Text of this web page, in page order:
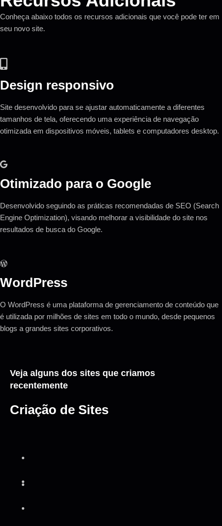
Conheça abaixo todos os recursos adicionais que você pode ter em
seu novo site.
Design responsivo
Site desenvolvido para se ajustar automaticamente a diferentes
tamanhos de tela, oferecendo uma experiência de navegação
otimizada em dispositivos móveis, tablets e computadores desktop.
Otimizado para o Google
Desenvolvido seguindo as práticas recomendadas de SEO (Search
Engine Optimization), visando melhorar a visibilidade do site nos
resultados de busca do Google.
WordPress
O WordPress é uma plataforma de gerenciamento de conteúdo que
é utilizada por milhões de sites em todo o mundo, desde pequenos
blogs a grandes sites corporativos.
Veja alguns dos sites que criamos
recentemente
Criação de Sites